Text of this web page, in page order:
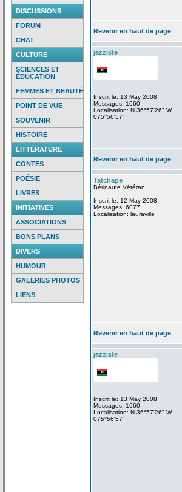
DISCUSSIONS
FORUM
CHAT
CULTURE
SCIENCES ET
ÉDUCATION
FEMMES ET BEAUTÉ
POINT DE VUE
SOUVENIR
HISTOIRE
LITTÉRATURE
CONTES
POÉSIE
LIVRES
INITIATIVES
ASSOCIATIONS
BONS PLANS
DIVERS
HUMOUR
GALERIES PHOTOS
LIENS
Revenir en haut de page
jazziste
Inscrit le: 13 May 2008
Messages: 1660
Localisation: N 36°57'26" W
075°56'57"
Revenir en haut de page
Tatchape
Bérinaute Vétéran
Inscrit le: 12 May 2008
Messages: 6077
Localisation: lauraville
Revenir en haut de page
jazziste
Inscrit le: 13 May 2008
Messages: 1660
Localisation: N 36°57'26" W
075°56'57"